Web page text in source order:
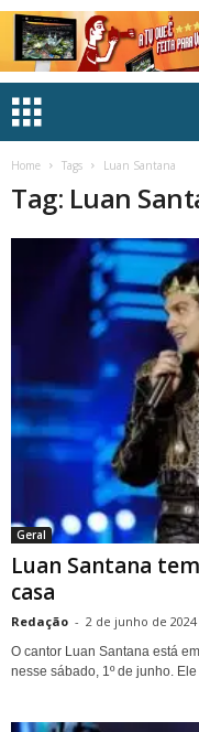
Home Tags Luan Santana
Tag: Luan
Geral
Luan Santana
casa
Redação - 2 de junho de 2024
O cantor Luan Santana está
nesse sábado, 1º de junho. Ele